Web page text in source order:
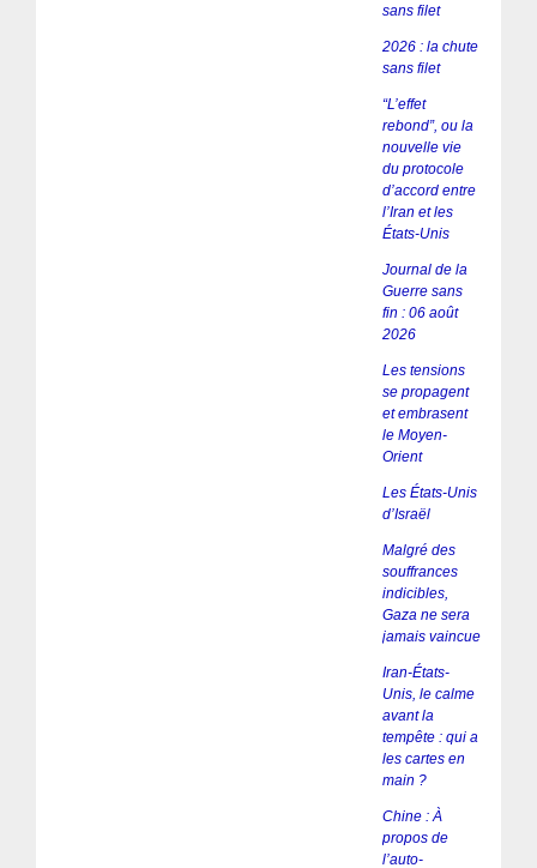
sans filet
2026 : la chute
sans filet
“L’effet
rebond”, ou la
nouvelle vie
du protocole
d’accord entre
l’Iran et les
États-Unis
Journal de la
Guerre sans
fin : 06 août
2026
Les tensions
se propagent
et embrasent
le Moyen-
Orient
Les États-Unis
d’Israël
Malgré des
souffrances
indicibles,
Gaza ne sera
jamais vaincue
Iran-États-
Unis, le calme
avant la
tempête : qui a
les cartes en
main ?
Chine : À
propos de
l’auto-